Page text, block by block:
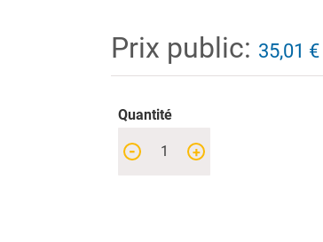
Prix public: 35,01 €
Quantité
+
-